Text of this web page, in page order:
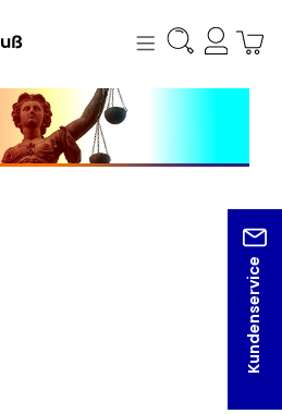
Kundenservice